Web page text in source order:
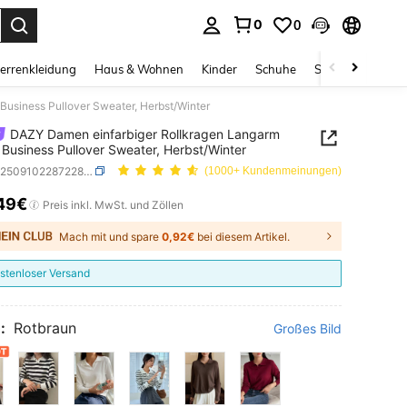
0 0
Haus & Wohnen Kinder Schuhe Schmuck &
Pullover Sweater, Herbst/Winter
DAZY Damen einfarbiger Rollkragen Langarm
Pullover Sweater, Herbst/Winter
SKU: sz25091022872281228 (1000+ Kundenmeinungen)
AND AVAILABILITY
Preis inkl. MwSt. und Zöllen
Mach mit und spare 0,92€ bei diesem Artikel.
Versand
Rotbraun Großes Bild